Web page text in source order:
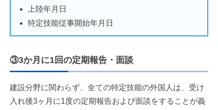
上陸年月日
特定技能従事開始年月日
③3か月に1回の定期報告・面談
建設分野に関わらず、全ての特定技能の外国人は、受け
入れ後3ヶ月に1度の定期報告および面談をすることが義